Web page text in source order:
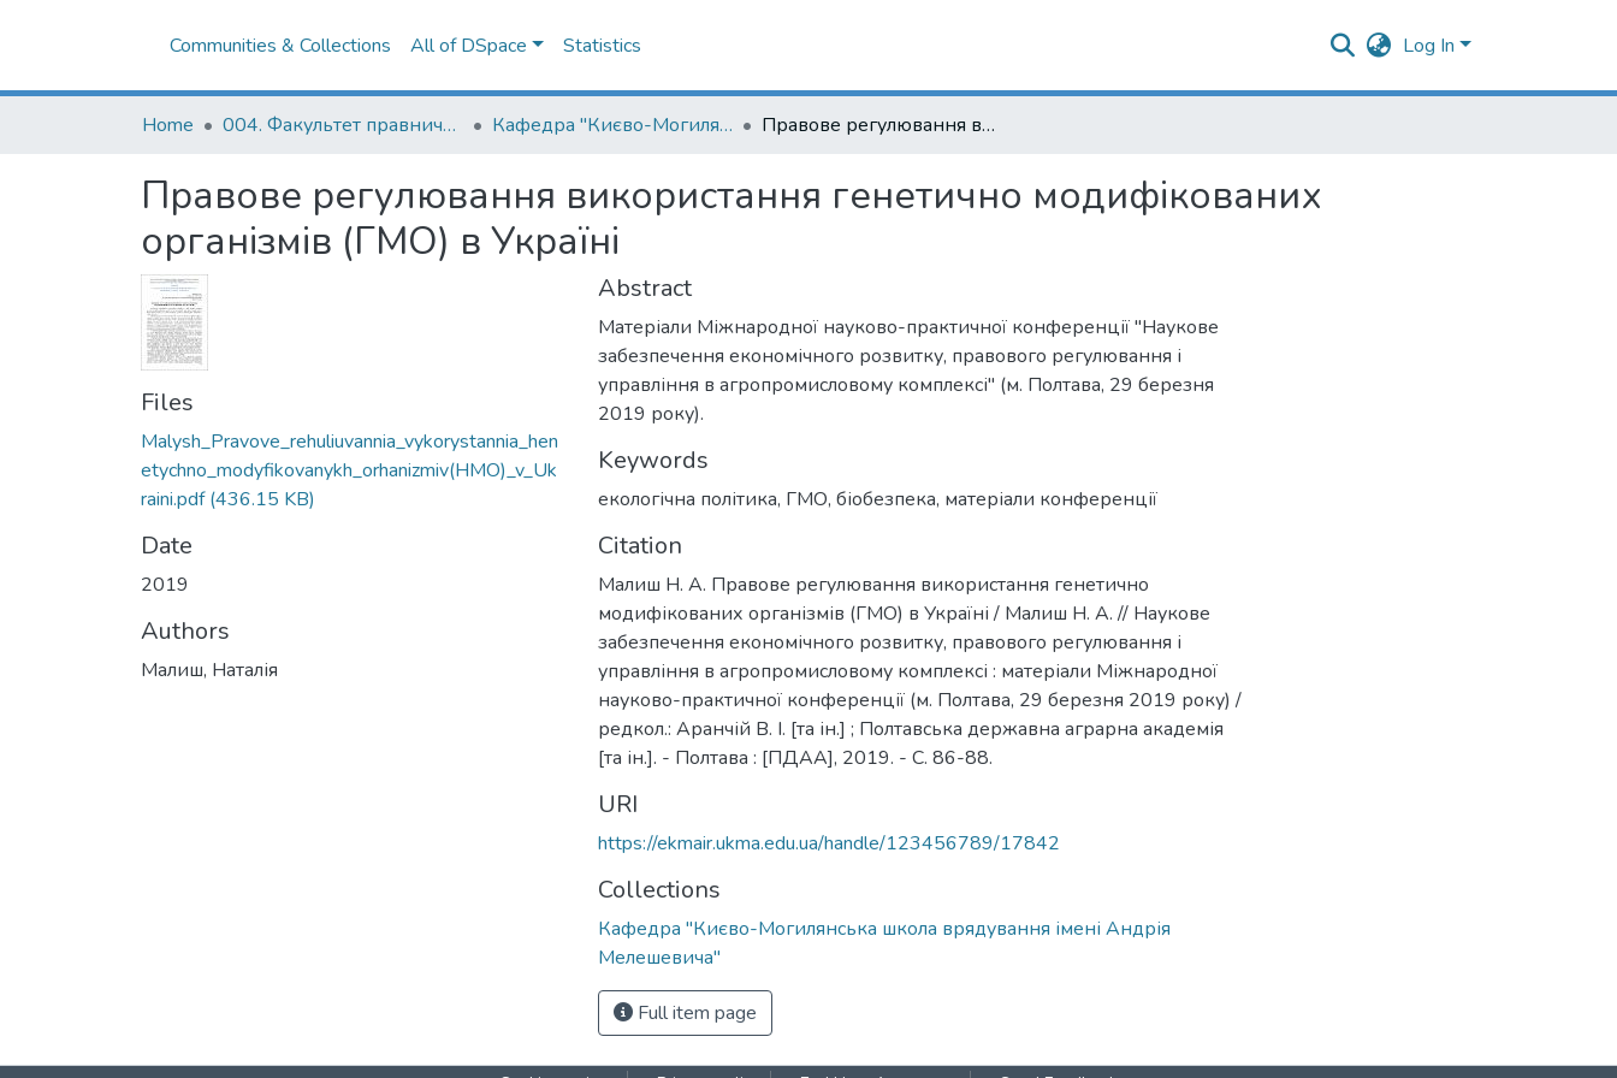
Communities & Collections All of DSpace Statistics Log In
Home 004. Факультет правничих наук Кафедра "Києво-Могилянська школа врядування імені Андрія Мелешевича" Правове регулювання використання генетично модифікованих організмів (ГМО) в Україні
Правове регулювання використання генетично модифікованих
організмів (ГМО) в Україні
Files
Malysh_Pravove_rehuliuvannia_vykorystannia_hen
etychno_modyfikovanykh_orhanizmiv(HMO)_v_Uk
raini.pdf(436.15 KB)
Date
2019
Authors
Малиш, Наталія
Abstract
Матеріали Міжнародної науково-практичної конференції "Наукове
забезпечення економічного розвитку, правового регулювання і
управління в агропромисловому комплексі" (м. Полтава, 29 березня
2019 року).
Keywords
екологічна політика, ГМО, біобезпека, матеріали конференції
Citation
Малиш Н. А. Правове регулювання використання генетично
модифікованих організмів (ГМО) в Україні / Малиш Н. А. // Наукове
забезпечення економічного розвитку, правового регулювання і
управління в агропромисловому комплексі : матеріали Міжнародної
науково-практичної конференції (м. Полтава, 29 березня 2019 року) /
редкол.: Аранчій В. І. [та ін.] ; Полтавська державна аграрна академія
[та ін.]. - Полтава : [ПДАА], 2019. - С. 86-88.
URI
https://ekmair.ukma.edu.ua/handle/123456789/17842
Collections
Кафедра "Києво-Могилянська школа врядування імені Андрія
Мелешевича"
Full item page